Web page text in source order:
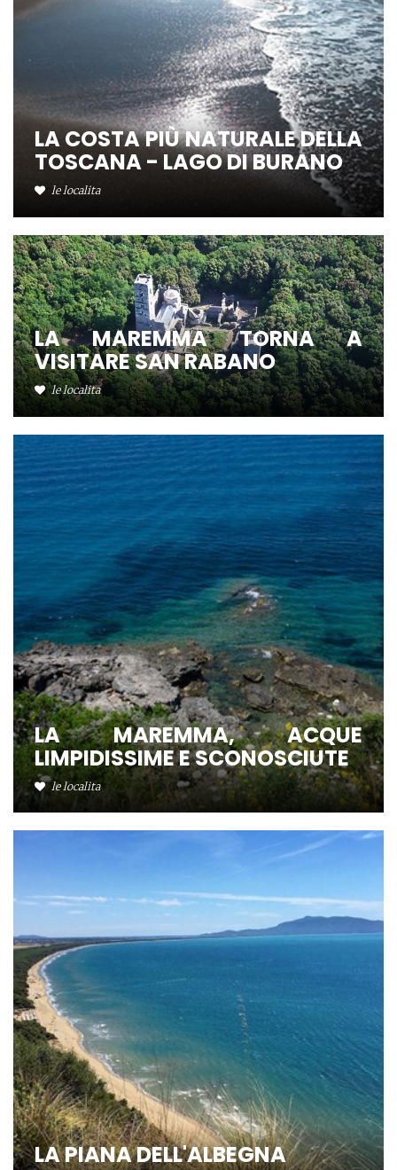
LA COSTA PIÙ NATURALE DELLA
TOSCANA - LAGO DI BURANO
le localita
LA MAREMMA TORNA A
VISITARE SAN RABANO
le localita
LA MAREMMA, ACQUE
LIMPIDISSIME E SCONOSCIUTE
le localita
LA PIANA DELL'ALBEGNA